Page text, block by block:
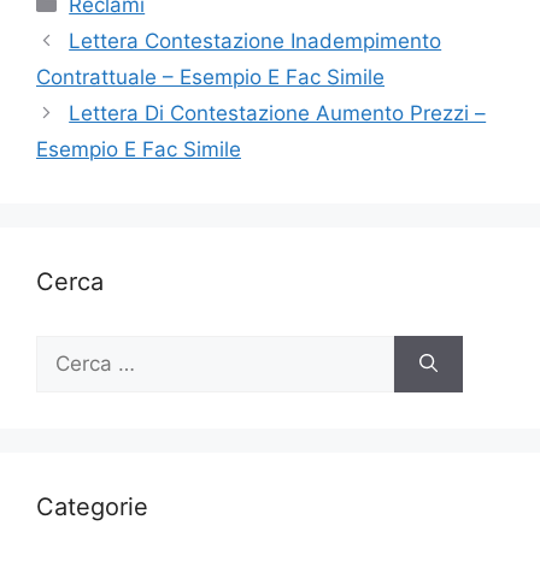
Lettera Contestazione Inadempimento
Contrattuale – Esempio E Fac Simile
Lettera Di Contestazione Aumento Prezzi –
Esempio E Fac Simile
Cerca
per:
Categorie